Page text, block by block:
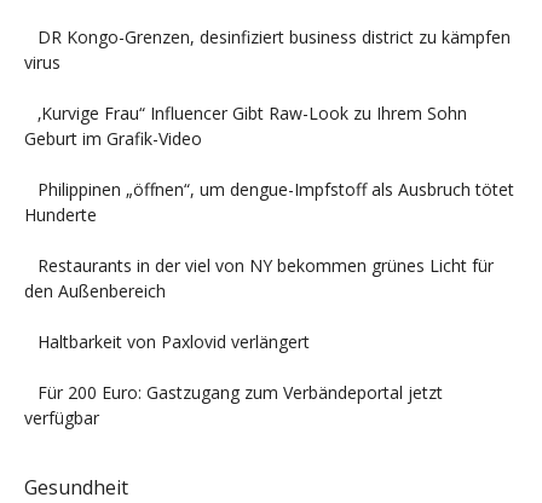
DR Kongo-Grenzen, desinfiziert business district zu kämpfen
virus
‚Kurvige Frau“ Influencer Gibt Raw-Look zu Ihrem Sohn
Geburt im Grafik-Video
Philippinen „öffnen“, um dengue-Impfstoff als Ausbruch tötet
Hunderte
Restaurants in der viel von NY bekommen grünes Licht für
den Außenbereich
Haltbarkeit von Paxlovid verlängert
Für 200 Euro: Gastzugang zum Verbändeportal jetzt
verfügbar
Gesundheit